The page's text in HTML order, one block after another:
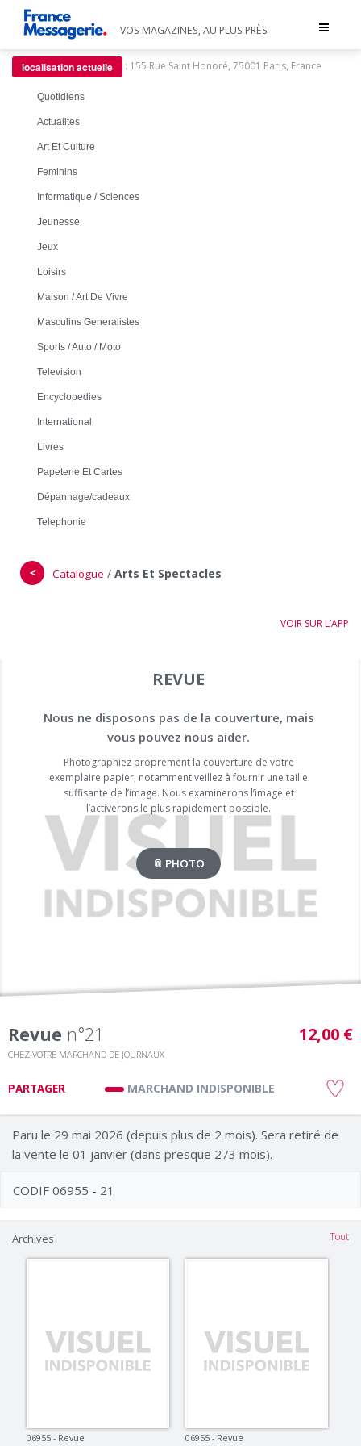
Toggle
VOS MAGAZINES, AU PLUS PRÈS
localisation actuelle : 155 Rue Saint Honoré, 75001 Paris, France
Quotidiens
Actualites
Art Et Culture
Feminins
Informatique / Sciences
Jeunesse
Jeux
Loisirs
Maison / Art De Vivre
Masculins Generalistes
Sports / Auto / Moto
Television
Encyclopedies
International
Livres
Papeterie Et Cartes
Dépannage/cadeaux
Telephonie
＜ Catalogue / Arts Et Spectacles
VOIR SUR L’APP
REVUE
Nous ne disposons pas de la couverture, mais
vous pouvez nous aider.
Photographiez proprement la couverture de votre
exemplaire papier, notamment veillez à fournir une taille
suffisante de l’image. Nous examinerons l’image et
l’activerons le plus rapidement possible.
📎 PHOTO
Revue n°21
CHEZ VOTRE MARCHAND DE JOURNAUX
12,00 €
PARTAGER MARCHAND INDISPONIBLE
Paru le 29 mai 2026 (depuis plus de 2 mois). Sera retiré de
la vente le 01 janvier (dans presque 273 mois).
CODIF 06955 - 21
Archives Tout
06955 - Revue 06955 - Revue